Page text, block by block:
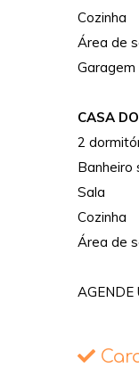
Cozinha
Área de
Garagem
CASA
2
Banheiro
Sala
Cozinha
Área de
AGENDE